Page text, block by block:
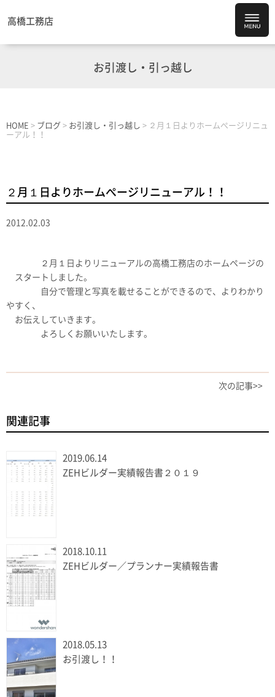
高橋工務店
お引渡し・引っ越し
HOME > ブログ > お引渡し・引っ越し > ２月１日よりホームぺージリニュ
ーアル！！
２月１日よりホームぺージリニューアル！！
2012.02.03
２月１日よりリニューアルの高橋工務店のホームページの
スタートしました。
自分で管理と写真を載せることができるので、よりわかり
やすく、
お伝えしていきます。
よろしくお願いいたします。
次の記事>>
関連記事
2019.06.14
ZEHビルダー実績報告書２０１９
2018.10.11
ZEHビルダー／プランナー実績報告書
2018.05.13
お引渡し！！